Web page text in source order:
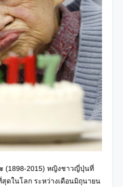
(1898-2015) หญิงชาวญี่ปุ่นที่
สุดในโลก ระหว่างเดือนมิถุนายน